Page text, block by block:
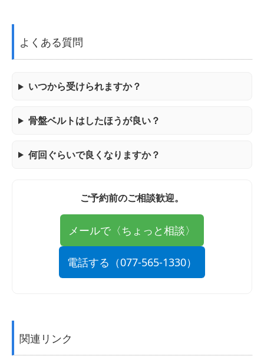
よくある質問
いつから受けられますか？
骨盤ベルトはしたほうが良い？
何回ぐらいで良くなりますか？
ご予約前のご相談歓迎。
メールで〈ちょっと相談〉
電話する（077-565-1330）
関連リンク